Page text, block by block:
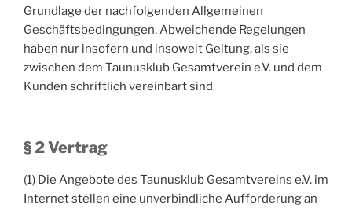
Grundlage der nachfolgenden Allgemeinen
Geschäftsbedingungen. Abweichende Regelungen
haben nur insofern und insoweit Geltung, als sie
zwischen dem Taunusklub Gesamtverein e.V. und dem
Kunden schriftlich vereinbart sind.
§ 2 Vertrag
(1) Die Angebote des Taunusklub Gesamtvereins e.V. im
Internet stellen eine unverbindliche Aufforderung an